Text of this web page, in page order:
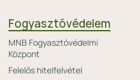
Fogyasztóvédelem
MNB Fogyasztóvédelmi
Központ
Felelős hitelfelvétel